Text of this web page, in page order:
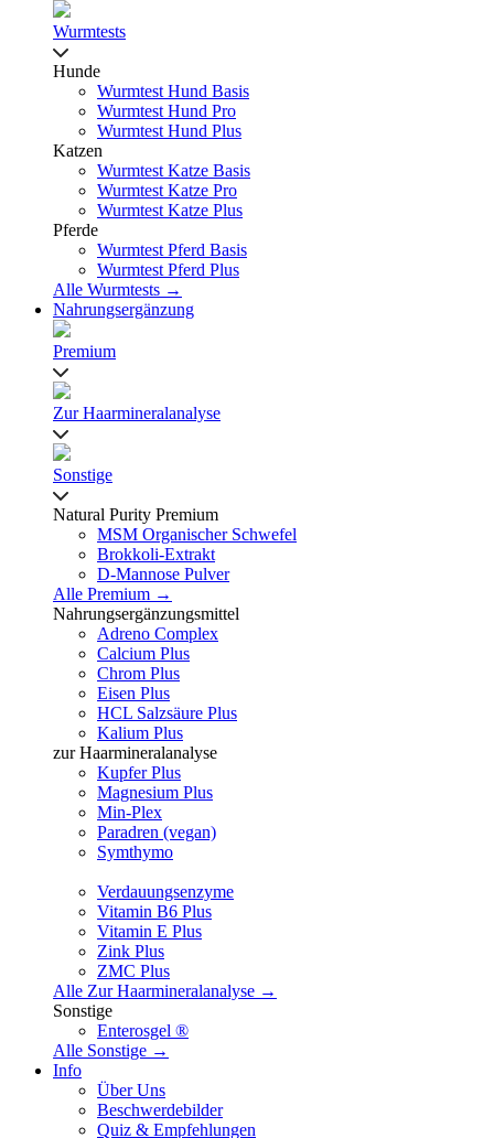
Wurmtests
Hunde
Wurmtest Hund Basis
Wurmtest Hund Pro
Wurmtest Hund Plus
Katzen
Wurmtest Katze Basis
Wurmtest Katze Pro
Wurmtest Katze Plus
Pferde
Wurmtest Pferd Basis
Wurmtest Pferd Plus
Alle Wurmtests →
Nahrungsergänzung
Premium
Zur Haarmineralanalyse
Sonstige
Natural Purity Premium
MSM Organischer Schwefel
Brokkoli-Extrakt
D-Mannose Pulver
Alle Premium →
Nahrungsergänzungsmittel
Adreno Complex
Calcium Plus
Chrom Plus
Eisen Plus
HCL Salzsäure Plus
Kalium Plus
zur Haarmineralanalyse
Kupfer Plus
Magnesium Plus
Min-Plex
Paradren (vegan)
Symthymo
Verdauungsenzyme
Vitamin B6 Plus
Vitamin E Plus
Zink Plus
ZMC Plus
Alle Zur Haarmineralanalyse →
Sonstige
Enterosgel ®
Alle Sonstige →
Info
Über Uns
Beschwerdebilder
Quiz & Empfehlungen